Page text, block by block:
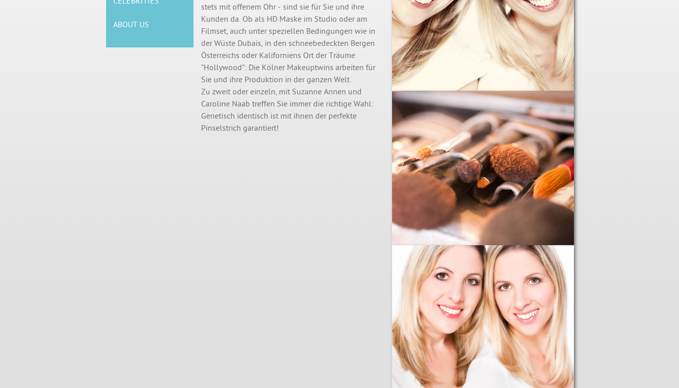
ABOUT US
stets mit offenem Ohr - sind sie für Sie und ihre
Kunden da. Ob als HD Maske im Studio oder am
Filmset, auch unter speziellen Bedingungen wie in
der Wüste Dubais, in den schneebedeckten Bergen
Österreichs oder Kaliforniens Ort der Träume
"Hollywood": Die Kölner Makeuptwins arbeiten für
Sie und ihre Produktion in der ganzen Welt.
Zu zweit oder einzeln, mit Suzanne Annen und
Caroline Naab treffen Sie immer die richtige Wahl:
Genetisch identisch ist mit ihnen der perfekte
Pinselstrich garantiert!